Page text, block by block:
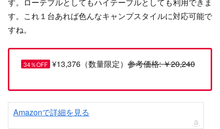
す。ローテブルとしてもハイテーブルとしても利用できま
す。これ１台あれば色んなキャンプスタイルに対応可能で
すね。
34％OFF ¥13,376（数量限定） 参考価格: ￥20,240
Amazonで詳細を見る